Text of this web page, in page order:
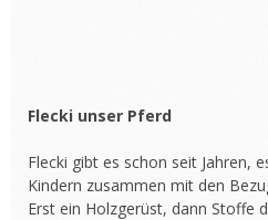
Flecki unser Pferd
Flecki gibt es schon seit Jahren,
Kindern zusammen mit den
Erst ein Holzgerüst, dann Stoffe